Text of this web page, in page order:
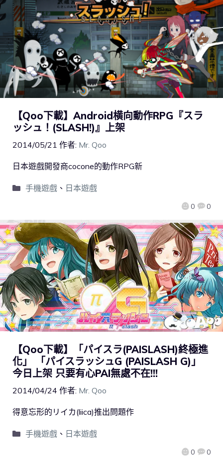
【Qoo下載】Android横向動作RPG『スラ
ッシュ！(SLASH!)』上架
2014/05/21 作者: Mr. Qoo
0 0
日本遊戲開發商cocone的動作RPG新
手機遊戲、 日本遊戲
【Qoo下載】「パイスラ(PAISLASH)終極進
化」 「パイスラッシュG (PAISLASH G)」
今日上架 只要有心PAI無處不在!!!
2014/04/24 作者: Mr. Qoo
0 0
得意忘形的リイカ(liica)推出問題作
手機遊戲、 日本遊戲